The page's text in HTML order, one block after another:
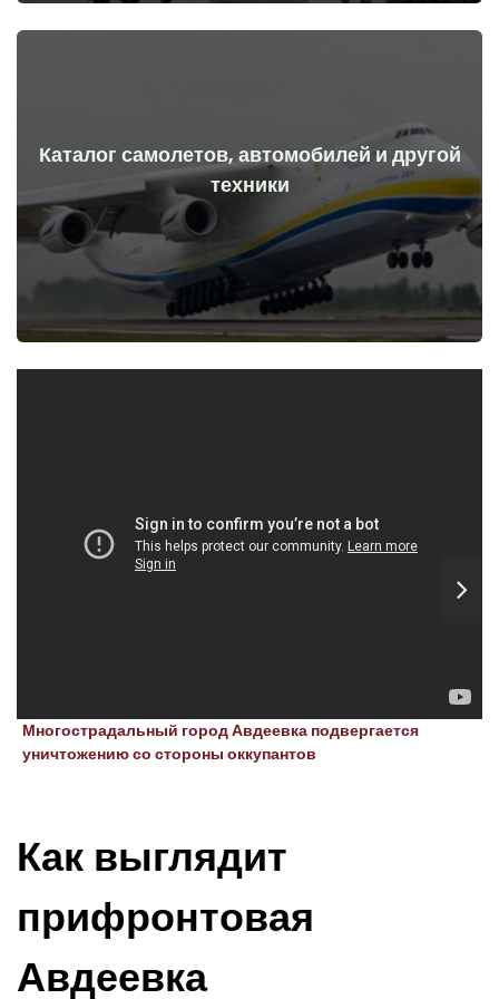
Каталог самолетов, автомобилей и другой
техники
Самолеты, машины, технические средства до и после
начала войны
Перейти
Многострадальный город Авдеевка подвергается
уничтожению со стороны оккупантов
Как выглядит
прифронтовая
Авдеевка